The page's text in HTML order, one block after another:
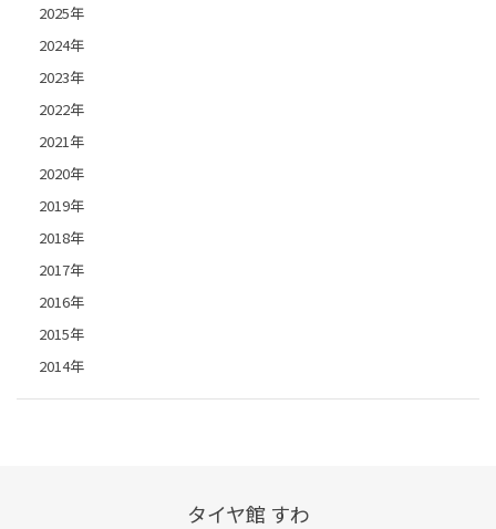
2025年
2024年
2023年
2022年
2021年
2020年
2019年
2018年
2017年
2016年
2015年
2014年
タイヤ館 すわ